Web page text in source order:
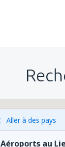
Aller à des pays
Aéroports au